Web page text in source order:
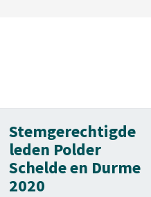
Stemgerechtigde
leden Polder
Schelde en Durme
2020